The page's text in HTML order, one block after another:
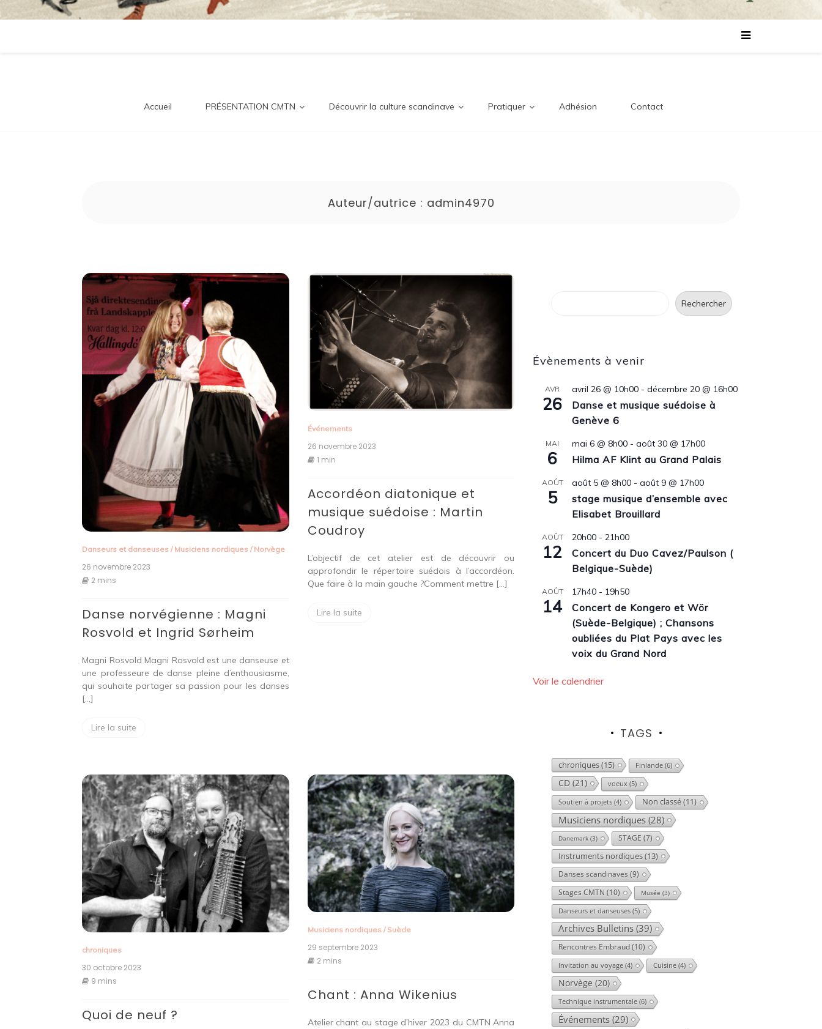
nordiques
Accueil PRÉSENTATION CMTN Découvrir la culture scandinave Pratiquer Adhésion Contact
Auteur/autrice : admin4970
Danseurs et danseuses / Musiciens nordiques / Norvège
26 novembre 2023
2 mins
Danse norvégienne : Magni
Rosvold et Ingrid Sørheim
Magni Rosvold Magni Rosvold est une danseuse et
une professeure de danse pleine d’enthousiasme,
qui souhaite partager sa passion pour les danses
[…]
Lire la suite
Événements
26 novembre 2023
1 min
Accordéon diatonique et
musique suédoise : Martin
Coudroy
L’objectif de cet atelier est de découvrir ou
approfondir le répertoire suédois à l’accordéon.
Que faire à la main gauche ?Comment mettre […]
Lire la suite
chroniques
30 octobre 2023
9 mins
Quoi de neuf ?
Musiciens nordiques/ Suède
29 septembre 2023
2 mins
Chant : Anna Wikenius
Atelier chant au stage d’hiver 2023 du CMTN Anna
Rechercher
Évènements à venir
AVR
26
avril 26 @ 10h00 -décembre 20 @ 16h00
Danse et musique suédoise à
Genève 6
MAI
6
mai 6 @ 8h00 -août 30 @ 17h00
Hilma AF Klint au Grand Palais
AOÛT
5
août 5 @ 8h00 -août 9 @ 17h00
stage musique d’ensemble avec
Elisabet Brouillard
AOÛT
12
20h00 -21h00
Concert du Duo Cavez/Paulson (
Belgique-Suède)
AOÛT
14
17h40 - 19h50
Concert de Kongero et Wör
(Suède-Belgique) ; Chansons
oubliées du Plat Pays avec les
voix du Grand Nord
Voir le calendrier
TAGS
chroniques(15) Finlande (6)
CD (21) voeux (5)
Soutien à projets (4) Non classé(11)
Musiciens nordiques (28)
Danemark (3) STAGE (7)
Instruments nordiques(13)
Danses scandinaves (9)
Stages CMTN (10) Musée (3)
Danseurs et danseuses (5)
Archives Bulletins(39)
Rencontres Embraud(10)
Invitation au voyage (4) Cuisine (4)
Norvège (20)
Technique instrumentale (6)
Événements (29)